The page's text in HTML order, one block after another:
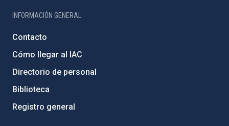
INFORMACIÓN GENERAL
Contacto
Cómo llegar al IAC
Directorio de personal
Biblioteca
Registro general